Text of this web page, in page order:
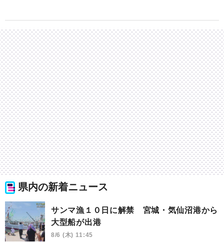
県内の新着ニュース
サンマ漁１０日に解禁 宮城・気仙沼港から
大型船が出港
8/6 (木) 11:45